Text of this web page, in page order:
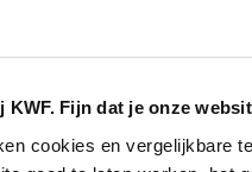
KWF. Fijn dat je onze
cookies en vergelijkbare